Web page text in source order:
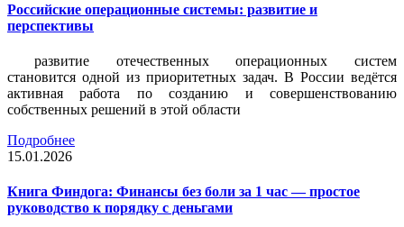
Российские операционные системы: развитие и
перспективы
развитие отечественных операционных систем
становится одной из приоритетных задач. В России ведётся
активная работа по созданию и совершенствованию
собственных решений в этой области
Подробнее
15.01.2026
Книга Финдога: Финансы без боли за 1 час — простое
руководство к порядку с деньгами